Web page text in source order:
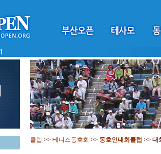
클럽 >> 테니스동호회 >> 동호인대회클럽 >> 대